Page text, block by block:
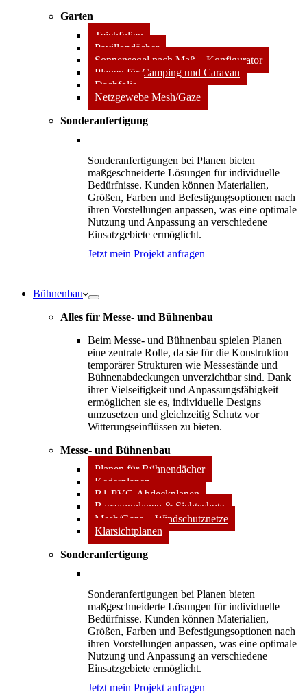
Garten
Teichfolien
Pavillondächer
Sonnensegel nach Maß – Konfigurator
Planen für Camping und Caravan
Dachfolie
Netzgewebe Mesh/Gaze
Sonderanfertigung
Sonderanfertigungen bei Planen bieten
maßgeschneiderte Lösungen für individuelle
Bedürfnisse. Kunden können Materialien,
Größen, Farben und Befestigungsoptionen nach
ihren Vorstellungen anpassen, was eine optimale
Nutzung und Anpassung an verschiedene
Einsatzgebiete ermöglicht.
Jetzt mein Projekt anfragen
Bühnenbau
Alles für Messe- und Bühnenbau
Beim Messe- und Bühnenbau spielen Planen
eine zentrale Rolle, da sie für die Konstruktion
temporärer Strukturen wie Messestände und
Bühnenabdeckungen unverzichtbar sind. Dank
ihrer Vielseitigkeit und Anpassungsfähigkeit
ermöglichen sie es, individuelle Designs
umzusetzen und gleichzeitig Schutz vor
Witterungseinflüssen zu bieten.
Messe- und Bühnenbau
Planen für Bühnendächer
Kederplanen
B1-PVC-Abdeckplanen
Bauzaunplanen & Sichtschutz
Mesh/Gaze – Windschutznetze
Klarsichtplanen
Sonderanfertigung
Sonderanfertigungen bei Planen bieten
maßgeschneiderte Lösungen für individuelle
Bedürfnisse. Kunden können Materialien,
Größen, Farben und Befestigungsoptionen nach
ihren Vorstellungen anpassen, was eine optimale
Nutzung und Anpassung an verschiedene
Einsatzgebiete ermöglicht.
Jetzt mein Projekt anfragen